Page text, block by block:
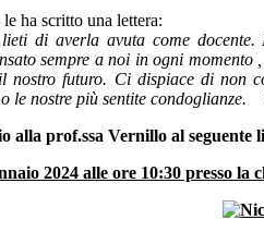
ha scritto una lettera:
lieti di averla avuta come
sempre a noi in ogni
nostro futuro. Ci dispiace di non
le nostre più sentite condoglianze.
alla prof.ssa Vernillo al seguente
2024 alle ore 10:30 presso la